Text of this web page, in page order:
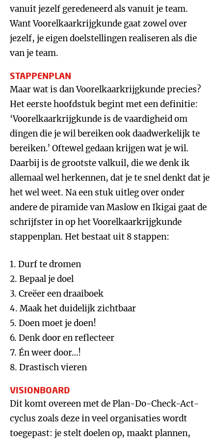
vanuit jezelf geredeneerd als vanuit je team.
Want Voorelkaarkrijgkunde gaat zowel over
jezelf, je eigen doelstellingen realiseren als die
van je team.
STAPPENPLAN
Maar wat is dan Voorelkaarkrijgkunde precies?
Het eerste hoofdstuk begint met een definitie:
‘Voorelkaarkrijgkunde is de vaardigheid om
dingen die je wil bereiken ook daadwerkelijk te
bereiken.’ Oftewel gedaan krijgen wat je wil.
Daarbij is de grootste valkuil, die we denk ik
allemaal wel herkennen, dat je te snel denkt dat je
het wel weet. Na een stuk uitleg over onder
andere de piramide van Maslow en Ikigai gaat de
schrijfster in op het Voorelkaarkrijgkunde
stappenplan. Het bestaat uit 8 stappen:
1. Durf te dromen
2. Bepaal je doel
3. Creëer een draaiboek
4. Maak het duidelijk zichtbaar
5. Doen moet je doen!
6. Denk door en reflecteer
7. Én weer door…!
8. Drastisch vieren
VISIONBOARD
Dit komt overeen met de Plan-Do-Check-Act-
cyclus zoals deze in veel organisaties wordt
toegepast: je stelt doelen op, maakt plannen,